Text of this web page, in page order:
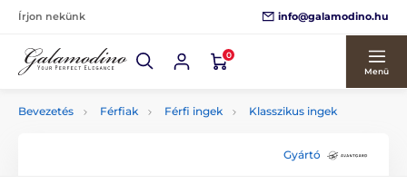
Írjon nekünk info@galamodino.hu
0
Menü
Bevezetés Férfiak Férfi ingek Klasszikus ingek
Gyártó